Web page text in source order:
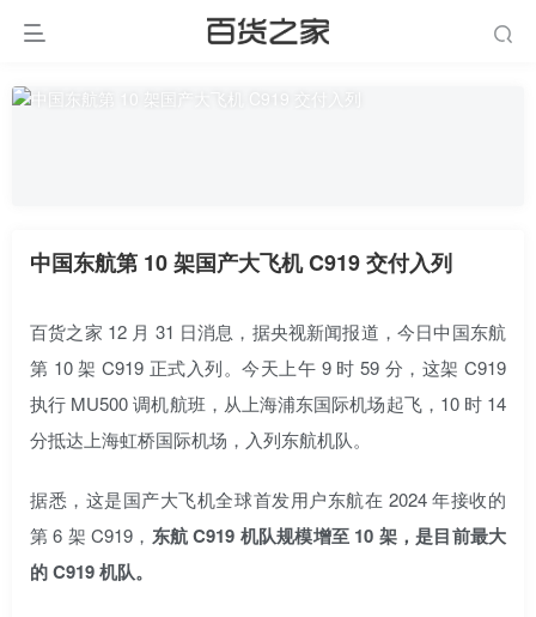
中国东航第 10 架国产大飞机 C919 交付入列
百货之家 12 月 31 日消息，据央视新闻报道，今日中国东航
第 10 架 C919 正式入列。今天上午 9 时 59 分，这架 C919
执行 MU500 调机航班，从上海浦东国际机场起飞，10 时 14
分抵达上海虹桥国际机场，入列东航机队。
据悉，这是国产大飞机全球首发用户东航在 2024 年接收的
第 6 架 C919， 东航 C919 机队规模增至 10 架，是目前最大
的 C919 机队。